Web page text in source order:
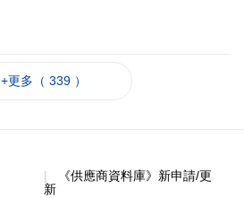
+更多（ 339 ）
《供應商資料庫》新申請/更
新